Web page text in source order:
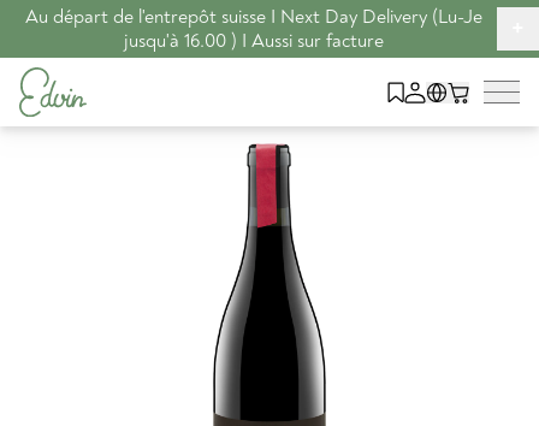
Au départ de l'entrepôt suisse I Next Day Delivery (Lu-Je
jusqu'à 16.00 ) I Aussi sur facture